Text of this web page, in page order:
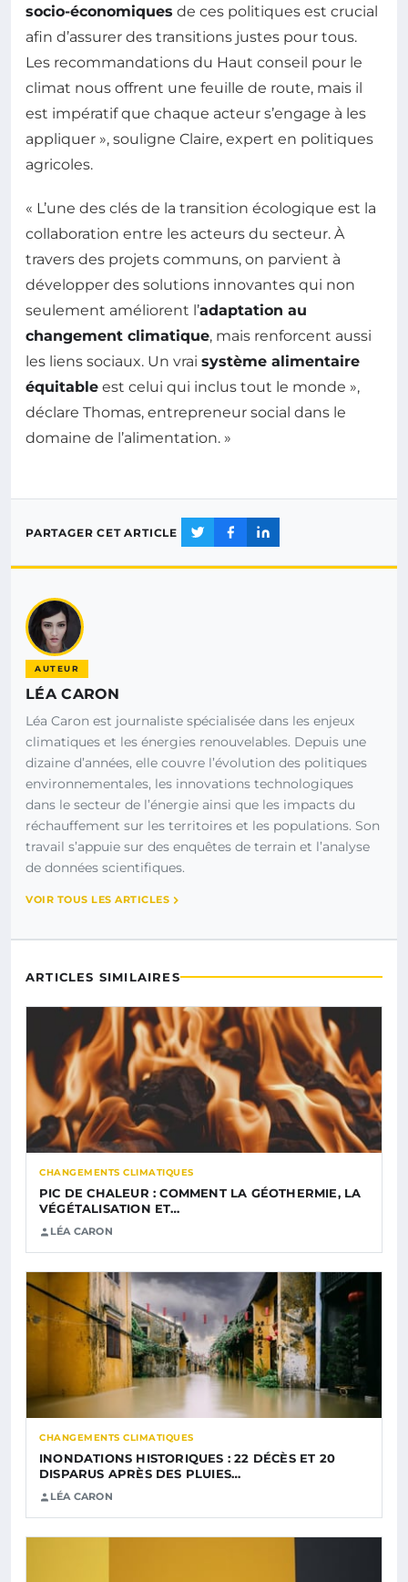
socio-économiques de ces politiques est crucial
afin d’assurer des transitions justes pour tous.
Les recommandations du Haut conseil pour le
climat nous offrent une feuille de route, mais il
est impératif que chaque acteur s’engage à les
appliquer », souligne Claire, expert en politiques
agricoles.
« L’une des clés de la transition écologique est la
collaboration entre les acteurs du secteur. À
travers des projets communs, on parvient à
développer des solutions innovantes qui non
seulement améliorent l’adaptation au
changement climatique, mais renforcent aussi
les liens sociaux. Un vrai système alimentaire
équitable est celui qui inclus tout le monde »,
déclare Thomas, entrepreneur social dans le
domaine de l’alimentation. »
PARTAGER CET ARTICLE
AUTEUR
LÉA CARON
Léa Caron est journaliste spécialisée dans les enjeux
climatiques et les énergies renouvelables. Depuis une
dizaine d’années, elle couvre l’évolution des politiques
environnementales, les innovations technologiques
dans le secteur de l’énergie ainsi que les impacts du
réchauffement sur les territoires et les populations. Son
travail s’appuie sur des enquêtes de terrain et l’analyse
de données scientifiques.
VOIR TOUS LES ARTICLES
ARTICLES SIMILAIRES
CHANGEMENTS CLIMATIQUES
PIC DE CHALEUR : COMMENT LA GÉOTHERMIE, LA
VÉGÉTALISATION ET…
LÉA CARON
CHANGEMENTS CLIMATIQUES
INONDATIONS HISTORIQUES : 22 DÉCÈS ET 20
DISPARUS APRÈS DES PLUIES…
LÉA CARON